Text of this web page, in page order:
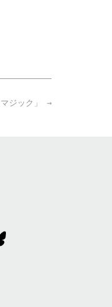
ジック」 →